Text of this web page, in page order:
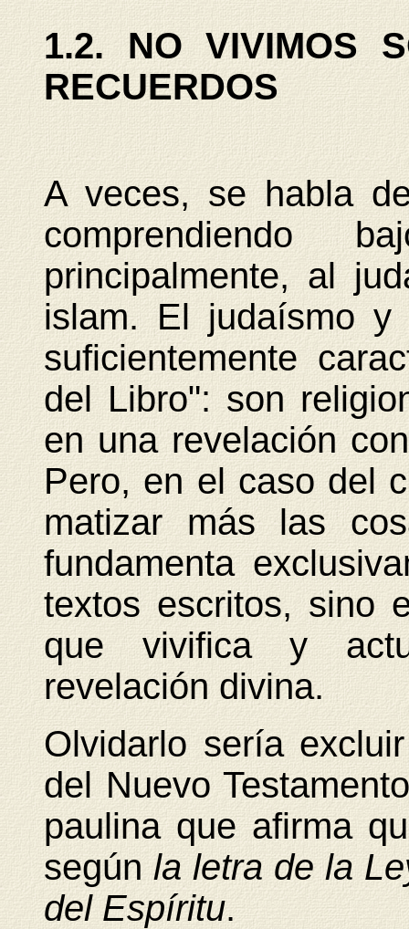
1.2. NO VIVIMOS
RECUERDOS
A veces, se habla
comprendiendo
principalmente, al
islam. El judaísmo
suficientemente
del Libro": son
en una revelación
Pero, en el caso del
matizar más las
fundamenta
textos escritos, sino
que vivifica y
revelación divina.
Olvidarlo sería
del Nuevo
paulina que afirma
segúnla letra de la
del Espíritu.